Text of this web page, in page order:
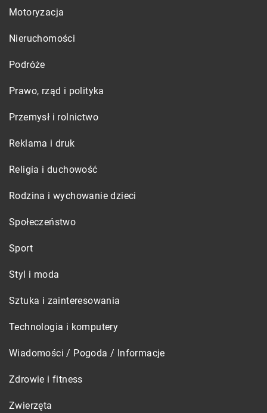
Motoryzacja
Nieruchomości
Podróże
Prawo, rząd i polityka
Przemysł i rolnictwo
Reklama i druk
Religia i duchowość
Rodzina i wychowanie dzieci
Społeczeństwo
Sport
Styl i moda
Sztuka i zainteresowania
Technologia i komputery
Wiadomości / Pogoda / Informacje
Zdrowie i fitness
Zwierzęta